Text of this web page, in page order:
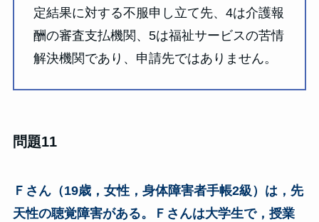
定結果に対する不服申し立て先、4は介護報
酬の審査支払機関、5は福祉サービスの苦情
解決機関であり、申請先ではありません。
問題11
Ｆさん（19歳，女性，身体障害者手帳2級）は，先
天性の聴覚障害がある。Ｆさんは大学生で，授業